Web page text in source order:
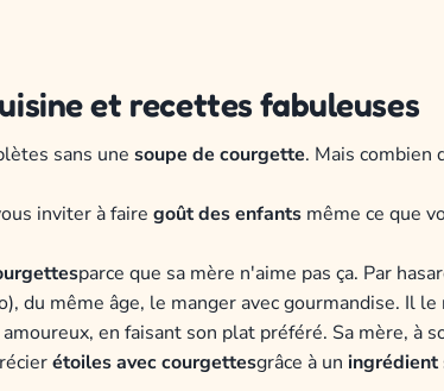
et recettes fabuleuses
sans une soupe de courgette. Mais combien
inviter à faire goût des enfants même ce que
parce que sa mère n'aime pas ça. Par
du même âge, le manger avec gourmandise. Il le
en faisant son plat préféré. Sa mère, à
étoiles avec courgettesgrâce à un ingrédient